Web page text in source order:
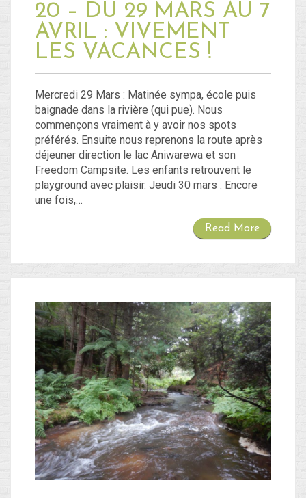
20 – DU 29 MARS AU 7
AVRIL : VIVEMENT
LES VACANCES !
Mercredi 29 Mars : Matinée sympa, école puis
baignade dans la rivière (qui pue). Nous
commençons vraiment à y avoir nos spots
préférés. Ensuite nous reprenons la route après
déjeuner direction le lac Aniwarewa et son
Freedom Campsite. Les enfants retrouvent le
playground avec plaisir. Jeudi 30 mars : Encore
une fois,…
Read More